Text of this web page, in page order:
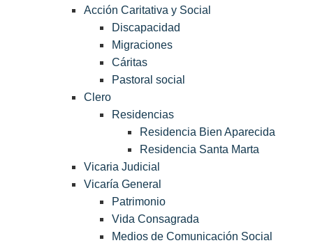
Acción Caritativa y Social
Discapacidad
Migraciones
Cáritas
Pastoral social
Clero
Residencias
Residencia Bien Aparecida
Residencia Santa Marta
Vicaria Judicial
Vicaría General
Patrimonio
Vida Consagrada
Medios de Comunicación Social